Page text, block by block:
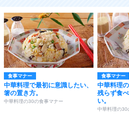
食事マナー
中華料理で最初に意識したい、
箸の置き方。
中華料理の30の食事マナー
食事マナー
中華料理
残らず食
い。
中華料理の30